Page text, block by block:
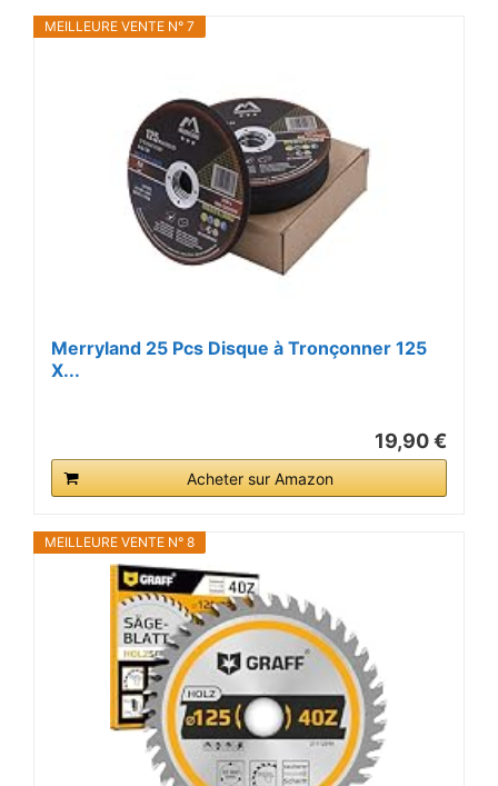
MEILLEURE VENTE N° 7
Merryland 25 Pcs Disque à Tronçonner 125
X...
19,90 €
Acheter sur Amazon
MEILLEURE VENTE N° 8